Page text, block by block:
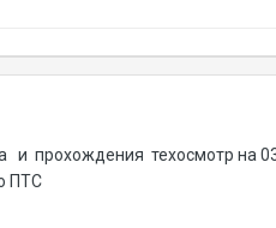
и прохождения техосмотр на
ПТС